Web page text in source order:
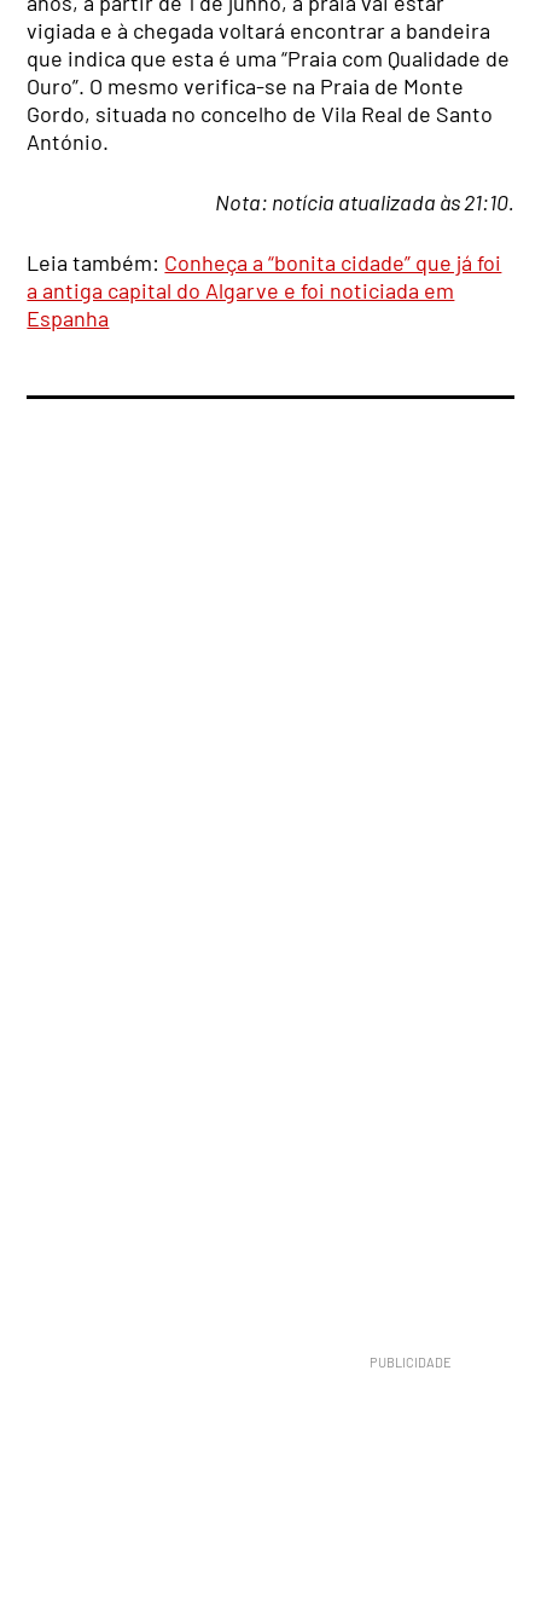
vigiada e à chegada voltará encontrar a bandeira
que indica que esta é uma “Praia com Qualidade de
Ouro”. O mesmo verifica-se na Praia de Monte
Gordo, situada no concelho de Vila Real de Santo
António.
Nota: notícia atualizada às 21:10.
Leia também: Conheça a “bonita cidade” que já foi
a antiga capital do Algarve e foi noticiada em
Espanha